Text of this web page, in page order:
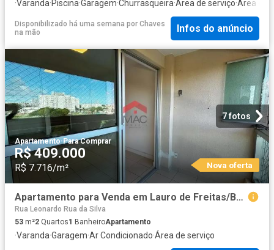
·Varanda·Piscina·Garagem·Churrasqueira·Área de serviço·Área
Disponibilizado há uma semana por Chaves
na mão
Infos do anúncio
7 fotos
Apartamento·Para Comprar
R$ 409.000
R$ 7.716/m² Nova oferta
Apartamento para Venda em Lauro de Freitas/BA Centro 2 Quartos
Rua Leonardo Rua da Silva
53 m²2 Quartos1 BanheiroApartamento
·Varanda·Garagem·Ar Condicionado·Área de serviço